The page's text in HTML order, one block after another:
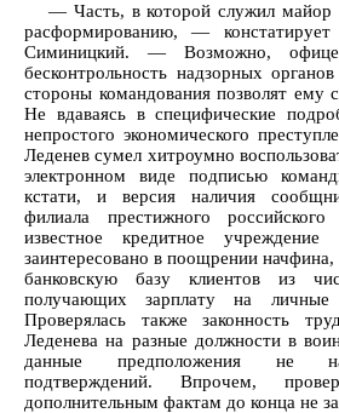
— Часть, в которой служил майор
расформированию, — констатирует
Симиницкий. — Возможно,
бесконтрольность надзорных
стороны командования позволят ему
Не вдаваясь в специфические
непростого экономического
Леденев сумел хитроумно
электронном виде подписью
кстати, и версия наличия
филиала престижного
известное кредитное
заинтересовано в поощрении
банковскую базу клиентов из
получающих зарплату на личные
Проверялась также законность
Леденева на разные должности в
данные предположения не
подтверждений. Впрочем,
дополнительным фактам до конца не